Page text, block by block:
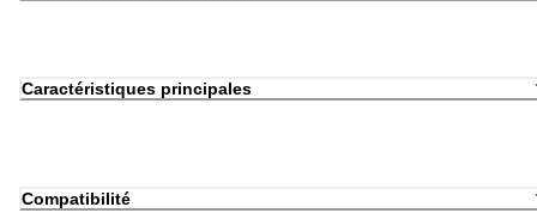
Caractéristiques principales
Compatibilité